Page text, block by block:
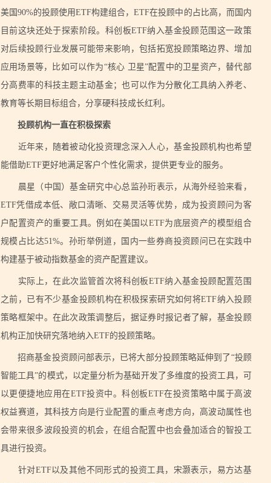
美国90%的投顾使用ETF构建组合，ETF在投顾中的占比高，而国内
目前这块还处于探索阶段。科创板ETF纳入基金投顾范围这一政策
对后续投顾行业发展可能带来影响，包括拓宽投顾策略边界、增加
应用场景等，比如可以作为“核心 卫星”配置中的卫星资产，替代部
分高费率的科技主题主动基金；也可以作为分散化工具纳入养老、
教育等长期目标组合，分享硬科技成长红利。
投顾机构一直在积极探索
近年来，随着被动化投资理念深入人心，基金投顾机构也希望
能借助ETF更好地满足客户个性化需求，提供更专业的服务。
晨星（中国）基金研究中心总监孙珩表示，从海外经验来看，
ETF凭借成本低、敞口清晰、交易灵活等优势，成为投资顾问为客
户配置资产的重要工具。例如在美国以ETF为底层资产的模型组合
规模占比达51%。孙珩举例道，国内一些券商投资顾问已在实践中
构建基于被动指数基金的资产配置建议。
实际上，在此次监管首次将科创板ETF纳入基金投顾配置范围
之前，已有不少基金投顾机构在积极探索研究如何将ETF纳入投顾
策略框架中。在此次政策调整后，据证券时报记者了解，基金投顾
机构正加快研究落地纳入ETF的投顾策略。
招商基金投资顾问部表示，已将大部分投顾策略延伸到了“投顾
智能工具”的模式，以定量分析为基础开发了多维度的投资工具，可
以更便捷地应用在ETF投资中。科创板ETF在投资策略中属于高波
权益赛道，其科技方向是行业配置的重点考虑方向，高波动属性也
会带来很多波段投资的机会，在组合配置中也会叠加适合的智投工
具进行投资。
针对ETF以及其他不同形式的投资工具，宋灏表示，易方达基